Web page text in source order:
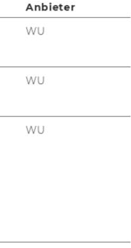
Anbieter
WU
WU
WU